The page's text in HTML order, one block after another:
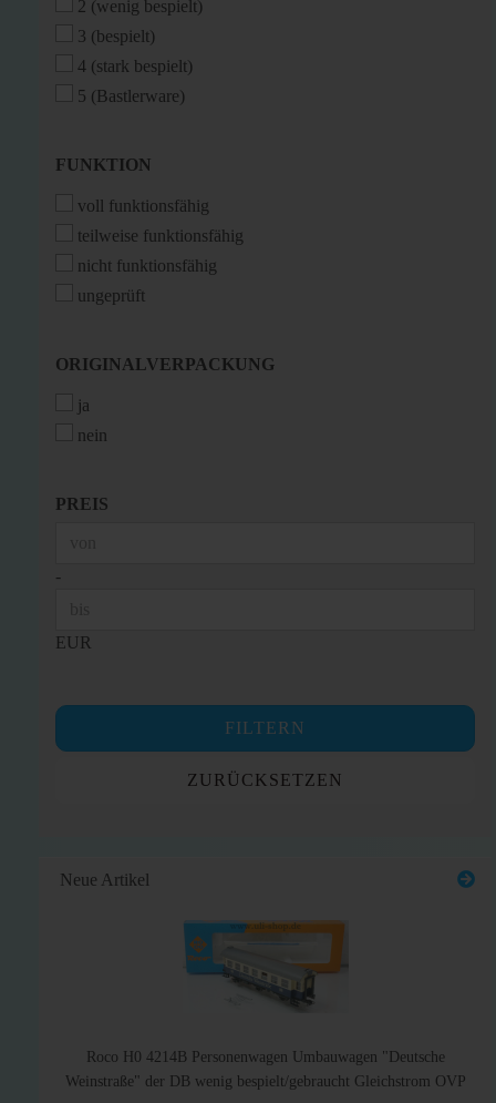
2 (wenig bespielt)
3 (bespielt)
4 (stark bespielt)
5 (Bastlerware)
FUNKTION
FUNKTION
voll funktionsfähig
teilweise funktionsfähig
nicht funktionsfähig
ungeprüft
ORIGINALVERPACKUNG
ORIGINALVERPACKUNG
ja
nein
PREIS
PREIS
-
EUR
FILTERN
ZURÜCKSETZEN
Neue Artikel
Roco H0 4214B Personenwagen Umbauwagen "Deutsche
Weinstraße" der DB wenig bespielt/gebraucht Gleichstrom OVP